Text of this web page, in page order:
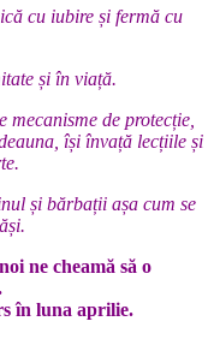
cu iubire și fermă cu
și în viață.
de protecție,
își învață lecțiile și
și bărbații așa cum se
ne cheamă să o
în luna aprilie.